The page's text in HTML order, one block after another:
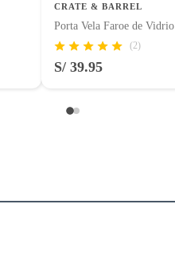
CRATE & BARREL
Porta Vela Faroe de Vidrio
(2)
S/ 39.95